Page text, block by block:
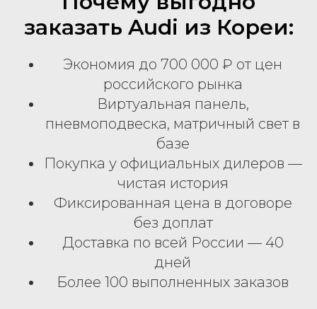
заказать Audi из Кореи:
Экономия до 700 000 ₽ от цен
российского рынка
Виртуальная панель,
пневмоподвеска, матричный свет в
базе
Покупка у официальных дилеров —
чистая история
Фиксированная цена в договоре
без доплат
Доставка по всей России — 40
дней
Более 100 выполненных заказов